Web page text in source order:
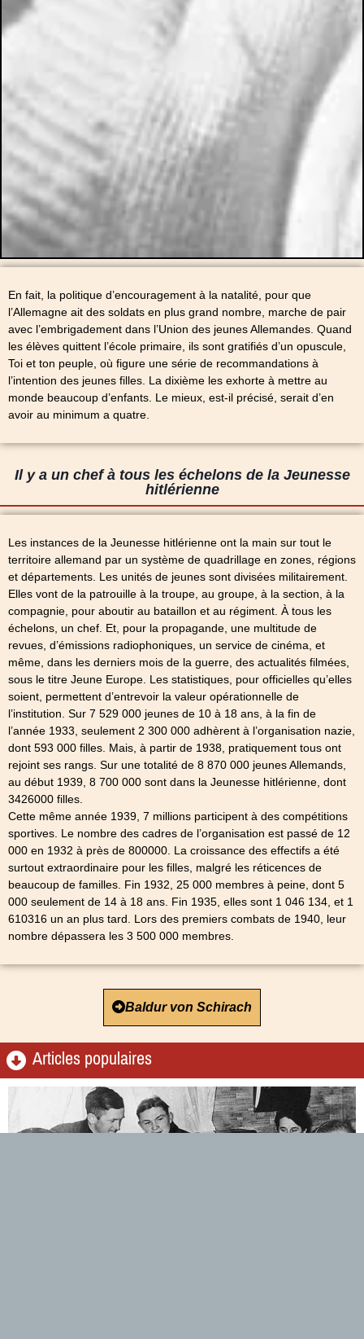
En fait, la politique d’encouragement à la natalité, pour que
l’Allemagne ait des soldats en plus grand nombre, marche de pair
avec l’embrigadement dans l’Union des jeunes Allemandes. Quand
les élèves quittent l’école primaire, ils sont gratifiés d’un opuscule,
Toi et ton peuple, où figure une série de recommandations à
l’intention des jeunes filles. La dixième les exhorte à mettre au
monde beaucoup d’enfants. Le mieux, est-il précisé, serait d’en
avoir au minimum a quatre.
Il y a un chef à tous les échelons de la Jeunesse
hitlérienne
Les instances de la Jeunesse hitlérienne ont la main sur tout le
territoire allemand par un système de quadrillage en zones, régions
et départements. Les unités de jeunes sont divisées militairement.
Elles vont de la patrouille à la troupe, au groupe, à la section, à la
compagnie, pour aboutir au bataillon et au régiment. À tous les
échelons, un chef. Et, pour la propagande, une multitude de
revues, d’émissions radiophoniques, un service de cinéma, et
même, dans les derniers mois de la guerre, des actualités filmées,
sous le titre Jeune Europe. Les statistiques, pour officielles qu’elles
soient, permettent d’entrevoir la valeur opérationnelle de
l’institution. Sur 7 529 000 jeunes de 10 à 18 ans, à la fin de
l’année 1933, seulement 2 300 000 adhèrent à l’organisation nazie,
dont 593 000 filles. Mais, à partir de 1938, pratiquement tous ont
rejoint ses rangs. Sur une totalité de 8 870 000 jeunes Allemands,
au début 1939, 8 700 000 sont dans la Jeunesse hitlérienne, dont
3426000 filles.
Cette même année 1939, 7 millions participent à des compétitions
sportives. Le nombre des cadres de l’organisation est passé de 12
000 en 1932 à près de 800000. La croissance des effectifs a été
surtout extraordinaire pour les filles, malgré les réticences de
beaucoup de familles. Fin 1932, 25 000 membres à peine, dont 5
000 seulement de 14 à 18 ans. Fin 1935, elles sont 1 046 134, et 1
610316 un an plus tard. Lors des premiers combats de 1940, leur
nombre dépassera les 3 500 000 membres.
Baldur von Schirach
Articles populaires